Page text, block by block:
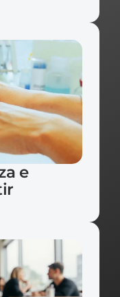
e